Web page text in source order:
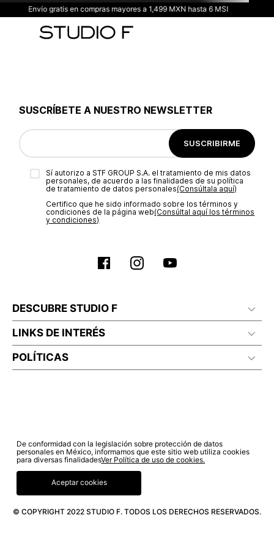
Envío gratis en compras mayores a 1,499 MXN hasta 6 MSI
SUSCRÍBETE A NUESTRO NEWSLETTER
SUSCRIBIRME
Sí autorizo a STF GROUP S.A. el tratamiento de mis datos
personales, de acuerdo a las finalidades de su política
de tratamiento de datos personales‎(Consúltala aquí)
Certifico que he sido informado sobre los términos y
condiciones de la página web‎(Consúltal aquí los términos
y condiciones)
DESCUBRE STUDIO F
LINKS DE INTERÉS
POLÍTICAS
© COPYRIGHT 2022 STUDIO F. TODOS LOS DERECHOS RESERVADOS.
De conformidad con la legislación sobre protección de datos
personales en México, informamos que este sitio web utiliza cookies
para diversas finalidadesVer Política de uso de cookies.
Aceptar cookies